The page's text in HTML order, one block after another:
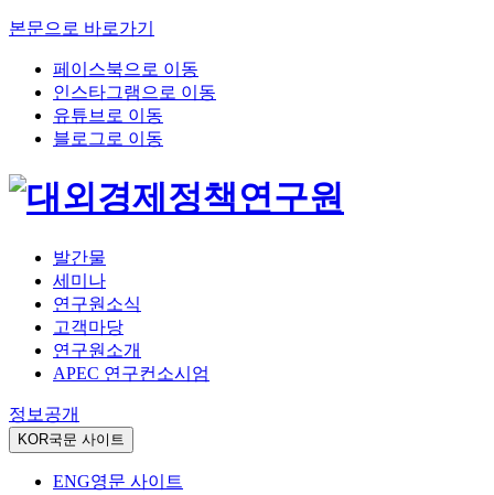
본문으로 바로가기
페이스북으로 이동
인스타그램으로 이동
유튜브로 이동
블로그로 이동
발간물
세미나
연구원소식
고객마당
연구원소개
APEC 연구컨소시엄
정보공개
KOR국문 사이트
ENG영문 사이트